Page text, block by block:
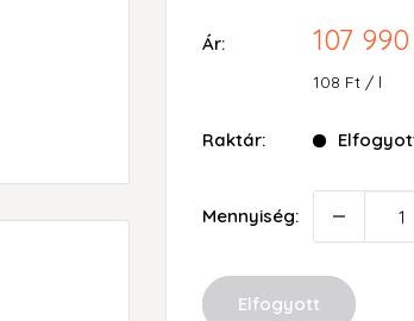
Ár:
Akciós
ár
107
108 Ft / l
Raktár:
Mennyiség:
Elfogyott